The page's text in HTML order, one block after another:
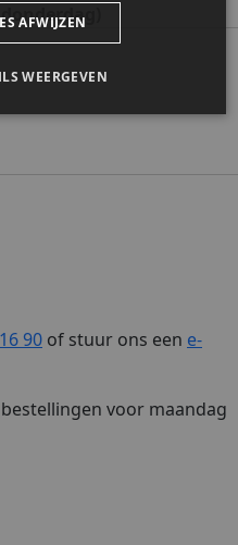
90 of stuur ons een e-
voor maandag
AFWIJZEN
WEERGEVEN
Aanbieder / Domein